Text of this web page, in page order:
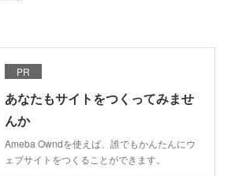
PR
あなたもサイトをつくってみませ
んか
Ameba Owndを使えば、誰でもかんたんにウ
ェブサイトをつくることができます。